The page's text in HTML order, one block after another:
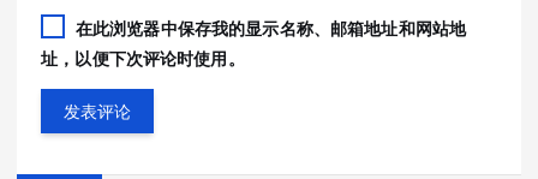
在此浏览器中保存我的显示名称、邮箱地址和网站地
址，以便下次评论时使用。